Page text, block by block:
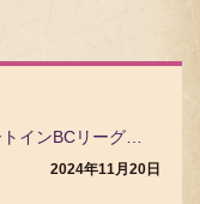
2024年11月20日